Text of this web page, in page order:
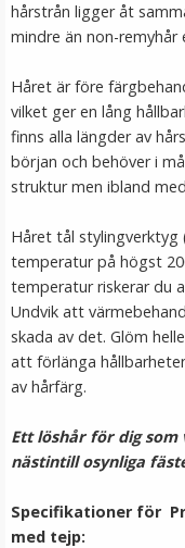
Mizzy
hårstrån ligger åt
mindre än non-
Håret är före
vilket ger en lång
finns alla längder av
början och behöver i
struktur men ibland
Håret tål
temperatur på högst
temperatur riskerar du
Undvik att
skada av det. Glöm
att förlänga
av hårfärg.
Ett löshår för dig
nästintill osynliga
Specifikationer för
med tejp: